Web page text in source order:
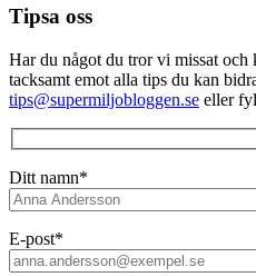
Tipsa oss
Har du något du tror vi missat
tacksamt emot alla tips du kan
tips@supermiljobloggen.se eller
Ditt namn*
E-post*